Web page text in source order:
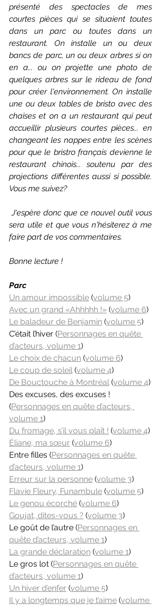
présenté des spectacles de mes
courtes pièces qui se situaient toutes
dans un parc ou toutes dans un
restaurant. On installe un ou deux
bancs de parc, un ou deux arbres si on
en a... ou on projette une photo de
quelques arbres sur le rideau de fond
pour créer l'environnement. On installe
une ou deux tables de bristo avec des
chaises et on a un restaurant qui peut
accueillir plusieurs courtes pièces... en
changeant les nappes entre les scènes
pour que le bristro français devienne le
restaurant chinois... soutenu par des
projections différentes aussi si possible.
Vous me suivez?
J'espère donc que ce nouvel outil vous
sera utile et que vous n'hésiterez à me
faire part de vos commentaires.
Bonne lecture !
Parc
Un amour impossible (volume 5)
Avec un grand «Ahhhhh !» (volume 6)
Le baladeur de Benjamin (volume 5)
C’était l’hiver (Personnages en quête
d’acteurs, volume 1)
Le choix de chacun (volume 6)
Le coup de soleil (volume 4)
De Bouctouche à Montréal (volume 4)
Des excuses, des excuses !
(Personnages en quête d’acteurs,
volume 1)
Du fromage, s’il vous plaît ! (volume 4)
Éliane, ma sœur (volume 6)
Entre filles (Personnages en quête
d’acteurs, volume 1)
Erreur sur la personne (volume 3)
Flavie Fleury, Funambule (volume 5)
Le genou écorché (volume 6)
Goujat, dites-vous ? (volume 3)
Le goût de l’autre (Personnages en
quête d’acteurs, volume 1)
La grande déclaration (volume 1)
Le gros lot (Personnages en quête
d’acteurs, volume 1)
Un hiver d’enfer (volume 5)
Il y a longtemps que je t’aime (volume